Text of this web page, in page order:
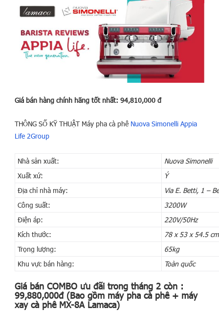
Giá bán hàng chính hãng tốt nhất: 94,810,000 đ
THÔNG SỐ KỸ THUẬT Máy pha cà phê Nuova Simonelli Appia
Life 2Group
Nhà sản xuất:
Nuova Simonelli
Xuất xứ:
Ý
Địa chỉ nhà máy:
Via E. Betti, 1 –
Công suất:
3200W
Điện áp:
220V/50Hz
Kích thước:
78 x 53 x 54.5
Trọng lượng:
65kg
Khu vực bán hàng:
Toàn quốc
Giá bán COMBO ưu đãi trong tháng 2 còn :
99,880,000đ (Bao gồm máy pha cà phê + máy
xay cà phê MX-8A Lamaca)